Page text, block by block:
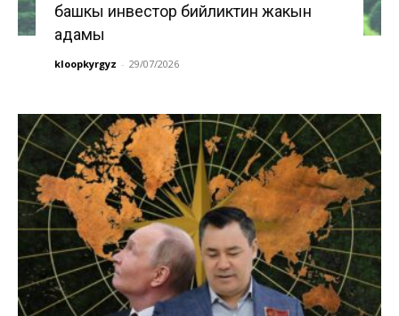
башкы инвестор бийликтин жакын
адамы
kloopkyrgyz - 29/07/2026